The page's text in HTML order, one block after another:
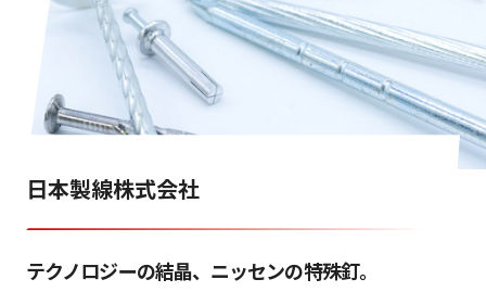
日本製線株式会社
テクノロジーの結晶、ニッセンの特殊釘。